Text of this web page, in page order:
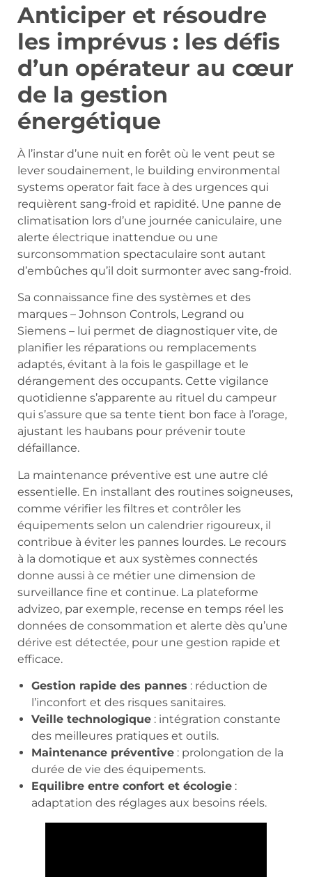
Anticiper et résoudre
les imprévus : les défis
d’un opérateur au cœur
de la gestion
énergétique
À l’instar d’une nuit en forêt où le vent peut se
lever soudainement, le building environmental
systems operator fait face à des urgences qui
requièrent sang-froid et rapidité. Une panne de
climatisation lors d’une journée caniculaire, une
alerte électrique inattendue ou une
surconsommation spectaculaire sont autant
d’embûches qu’il doit surmonter avec sang-froid.
Sa connaissance fine des systèmes et des
marques – Johnson Controls, Legrand ou
Siemens – lui permet de diagnostiquer vite, de
planifier les réparations ou remplacements
adaptés, évitant à la fois le gaspillage et le
dérangement des occupants. Cette vigilance
quotidienne s’apparente au rituel du campeur
qui s’assure que sa tente tient bon face à l’orage,
ajustant les haubans pour prévenir toute
défaillance.
La maintenance préventive est une autre clé
essentielle. En installant des routines soigneuses,
comme vérifier les filtres et contrôler les
équipements selon un calendrier rigoureux, il
contribue à éviter les pannes lourdes. Le recours
à la domotique et aux systèmes connectés
donne aussi à ce métier une dimension de
surveillance fine et continue. La plateforme
advizeo, par exemple, recense en temps réel les
données de consommation et alerte dès qu’une
dérive est détectée, pour une gestion rapide et
efficace.
Gestion rapide des pannes : réduction de
l’inconfort et des risques sanitaires.
Veille technologique : intégration constante
des meilleures pratiques et outils.
Maintenance préventive : prolongation de la
durée de vie des équipements.
Equilibre entre confort et écologie :
adaptation des réglages aux besoins réels.